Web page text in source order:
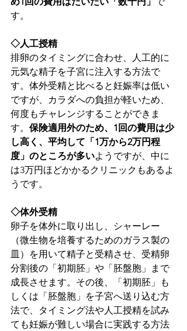
す。
◇人工授精
排卵のタイミングに合わせ、人工的に
元気な精子を子宮に注入する方法で
す。体外受精と比べると妊娠率は低い
ですが、カラダへの負担が軽いため、
何度もチャレンジすることができま
す。 保険適用外のため、1回の費用は少
し高く、平均して「1万から2万円程
度」のところが多いようですが、中に
は3万円ほどかかるクリニックもあるよ
うです。
◇体外受精
卵子を体外に取り出し、シャーレー
（微生物を培養するためのガラス製の
皿）を用いて精子と受精させ、受精卵
分割後の「初期胚」や「胚盤胞」まで
成長させます。その後、「初期胚」も
しくは「胚盤胞」を子宮へ送り込む方
法で、タイミング法や人工授精を試み
ても妊娠が難しい場合に実践する方法